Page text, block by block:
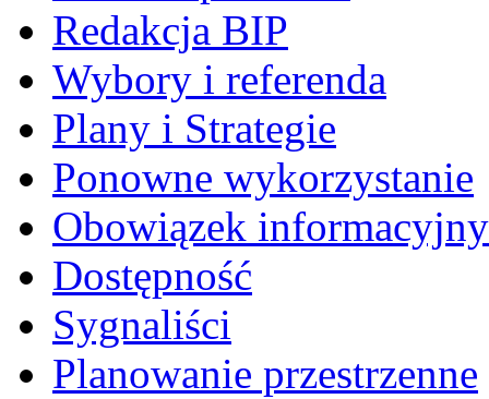
Redakcja BIP
Wybory i referenda
Plany i Strategie
Ponowne wykorzystanie
Obowiązek informacyjny
Dostępność
Sygnaliści
Planowanie przestrzenne